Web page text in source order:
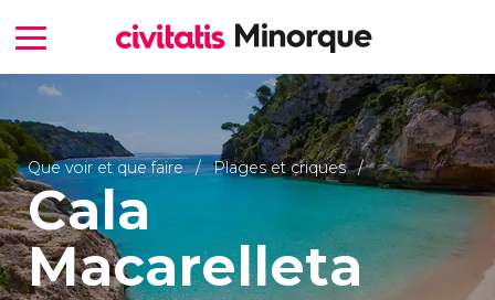
Que voir et que faire Plages et criques
Cala
Macarelleta